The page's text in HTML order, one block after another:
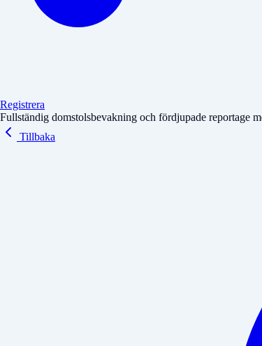
Registrera
Fullständig domstolsbevakning och fördjupade reportage
Tillbaka